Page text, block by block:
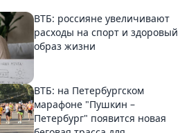
ВТБ: россияне увеличивают
расходы на спорт и здоровый
образ жизни
ВТБ: на Петербургском
марафоне "Пушкин –
Петербург" появится новая